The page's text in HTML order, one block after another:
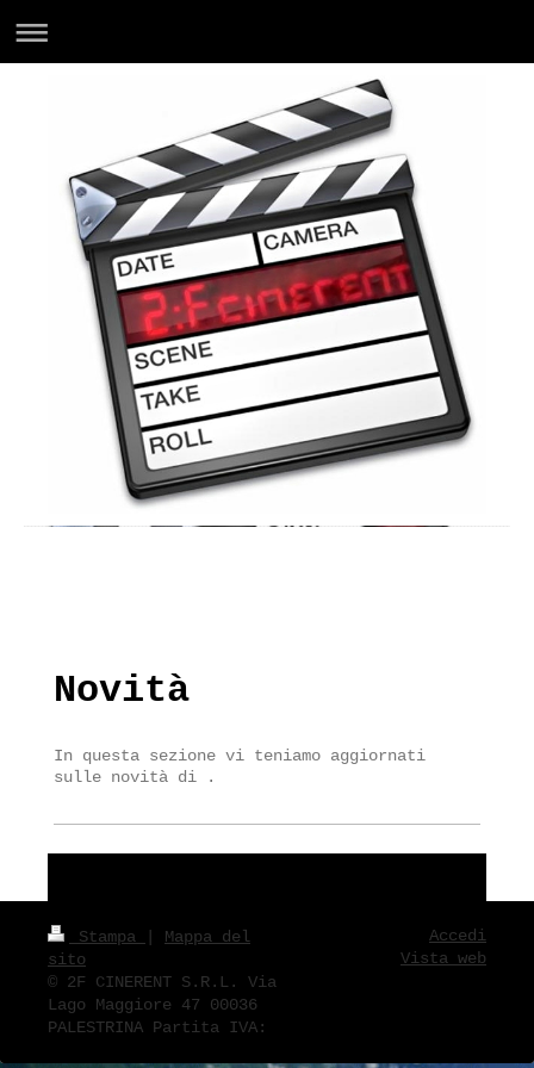
Novità
In questa sezione vi teniamo aggiornati
sulle novità di .
Stampa
Mappa del
sito
© 2F CINERENT S.R.L. Via
Lago Maggiore 47 00036
PALESTRINA Partita IVA:
Accedi
Vista web